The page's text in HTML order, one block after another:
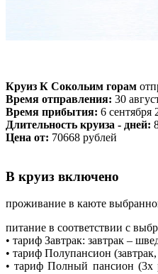
Круиз К Сокольим горам
Время отправления: 30
Время прибытия: 6 сентября
Длительность круиза - дней:
Цена от: 70668 рублей
В круиз включено
проживание в каюте
питание в соответствии с
• тариф Завтрак: завтрак –
• тариф Полупансион
• тариф Полный пансион (3х